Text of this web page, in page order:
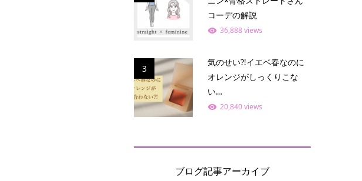
コーデの解説
36,888 views
3
気のせい⁈イエベ春なのに
オレンジがしっくりこな
い…
20,840 views
ブログ記事アーカイブ